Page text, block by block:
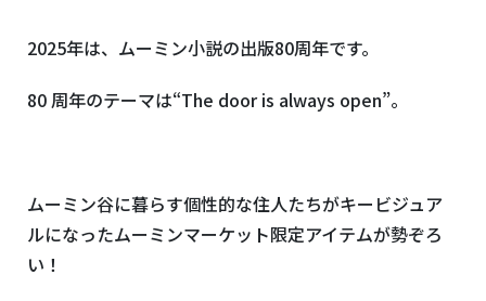
2025年は、ムーミン小説の出版80周年です。
80 周年のテーマは“The door is always open”。
ムーミン谷に暮らす個性的な住人たちがキービジュア
ルになったムーミンマーケット限定アイテムが勢ぞろ
い！